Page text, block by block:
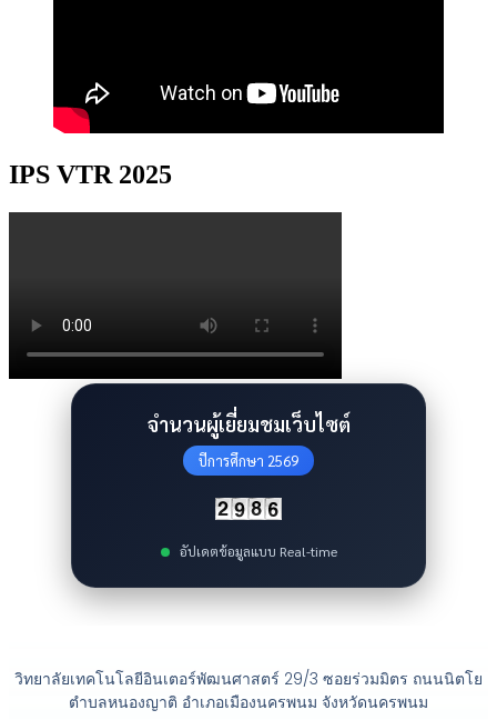
IPS VTR 2025
จำนวนผู้เยี่ยมชมเว็บไซต์
ปีการศึกษา 2569
อัปเดตข้อมูลแบบ Real-time
วิทยาลัยเทคโนโลยีอินเตอร์พัฒนศาสตร์ 29/3 ซอยร่วมมิตร ถนนนิตโย
ตำบลหนองญาติ อำเภอเมืองนครพนม จังหวัดนครพนม